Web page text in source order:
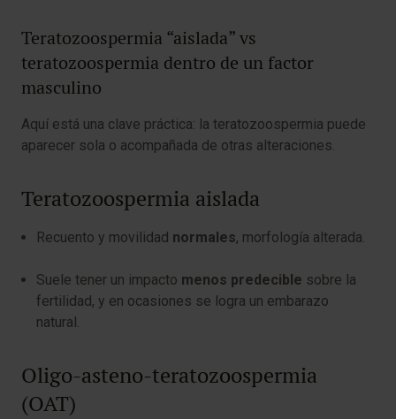
Teratozoospermia “aislada” vs
teratozoospermia dentro de un factor
masculino
Aquí está una clave práctica: la teratozoospermia puede
aparecer sola o acompañada de otras alteraciones.
Teratozoospermia aislada
Recuento y movilidad normales, morfología alterada.
Suele tener un impacto menos predecible sobre la
fertilidad, y en ocasiones se logra un embarazo
natural.
Oligo-asteno-teratozoospermia
(OAT)